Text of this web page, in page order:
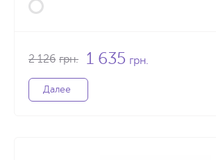
2 126 грн. 1 635 грн.
Далее